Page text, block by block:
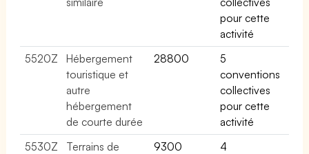
pour cette
activité
5520Z
Hébergement
touristique et
autre
hébergement
de courte durée
28800
5
conventions
collectives
pour cette
activité
5530Z
Terrains de
9300
4